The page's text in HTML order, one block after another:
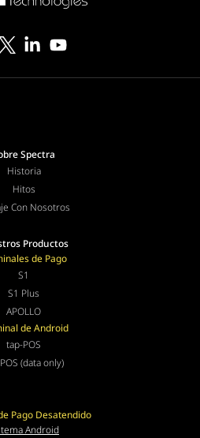
Spectra
Historia
Hitos
Con Nosotros
Productos
de Pago
S1
S1 Plus
APOLLO
de Android
tap-POS
(data only)
Pago Desatendido
Android